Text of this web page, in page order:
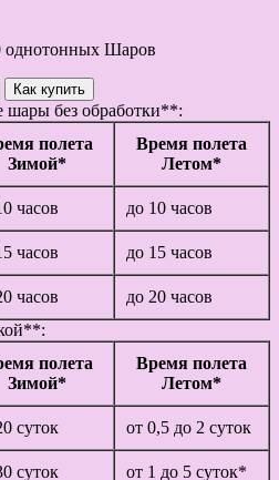
однотонных Шаров
Как купить
шары без обработки**:
полета
Зимой*
Время полета
Летом*
часов до 10 часов
часов до 15 часов
часов
до 20 часов
полета
Зимой*
Время полета
Летом*
суток от 0,5 до 2 суток
суток от 1 до 5 суток*